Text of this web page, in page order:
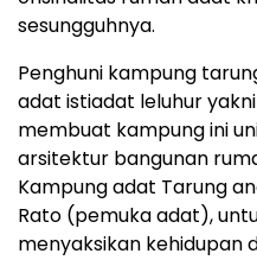
sesungguhnya.
Penghuni kampung
adat istiadat leluhur
membuat kampung ini
arsitektur bangunan
Kampung adat Tarung
Rato (pemuka adat),
menyaksikan kehidupan